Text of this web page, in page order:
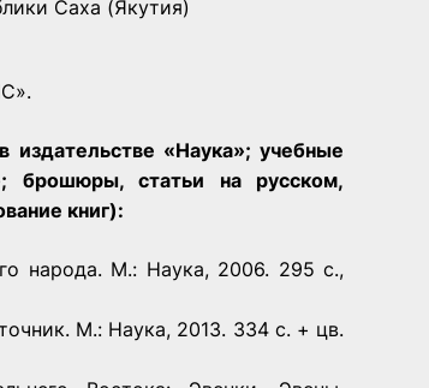
Саха (Якутия)
«Наука»; учебные
брошюры, статьи на русском,
книг):
народа. М.: Наука, 2006. 295 с.,
М.: Наука, 2013. 334 с. + цв.